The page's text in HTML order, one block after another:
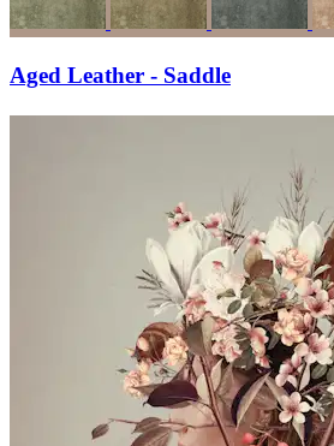
Aged Leather - Saddle